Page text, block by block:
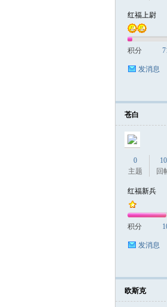
红福上尉
积分
发消息
苍白
0
主题
10
回
红福新兵
积分
发消息
欧斯克